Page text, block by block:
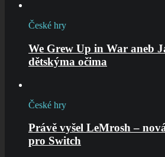
České hry
We Grew Up in War aneb
dětskýma očima
České hry
Právě vyšel LeMrosh –
pro Switch